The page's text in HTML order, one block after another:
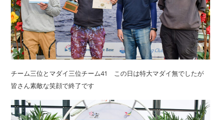
チーム三位とマダイ三位チーム41 この日は特大マダイ無でしたが
皆さん素敵な笑顔で終了です